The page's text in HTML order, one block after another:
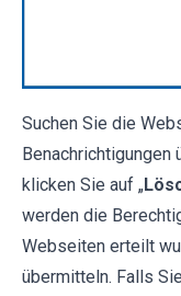
Suchen Sie die
Benachrichtigungen
klicken Sie auf „
werden die
Webseiten erteilt
übermitteln. Falls